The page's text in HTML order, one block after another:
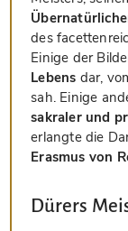
des
Einige der
Lebens dar,
sah. Einige
sakraler und
erlangte die
Erasmus von
Dürers